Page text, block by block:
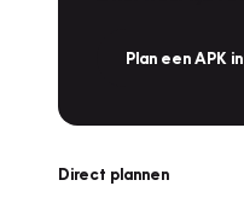
Plan een APK in
Direct plannen